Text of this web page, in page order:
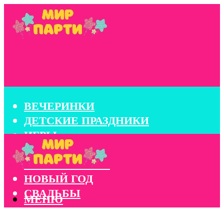
ВЕЧЕРИНКИ
ДЕТСКИЕ ПРАЗДНИКИ
ИГРЫ
КОНКУРСЫ
КОРПОРАТИВЫ
НОВЫЙ ГОД
СВАДЬБЫ
МЕНЮ